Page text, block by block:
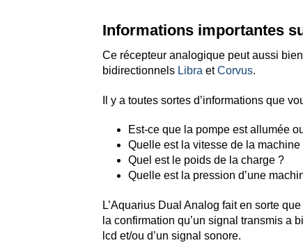
Informations importantes
Ce récepteur analogique peut aussi
bidirectionnels Libra etCorvus.
Il y a toutes sortes d’informations que
Est-ce que la pompe est allumée
Quelle est la vitesse de la machine
Quel est le poids de la charge ?
Quelle est la pression d’une
L’Aquarius Dual Analog fait en sorte
la confirmation qu’un signal transmis a
lcd et/ou d’un signal sonore.